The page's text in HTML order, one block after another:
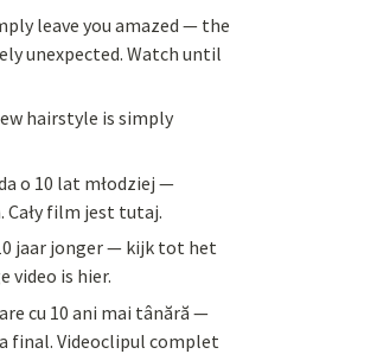
leave you amazed — the
unexpected. Watch until
hairstyle is simply
o 10 lat młodziej —
Cały film jest tutaj.
jaar jonger — kijk tot het
video is hier.
cu 10 ani mai tânără —
final. Videoclipul complet